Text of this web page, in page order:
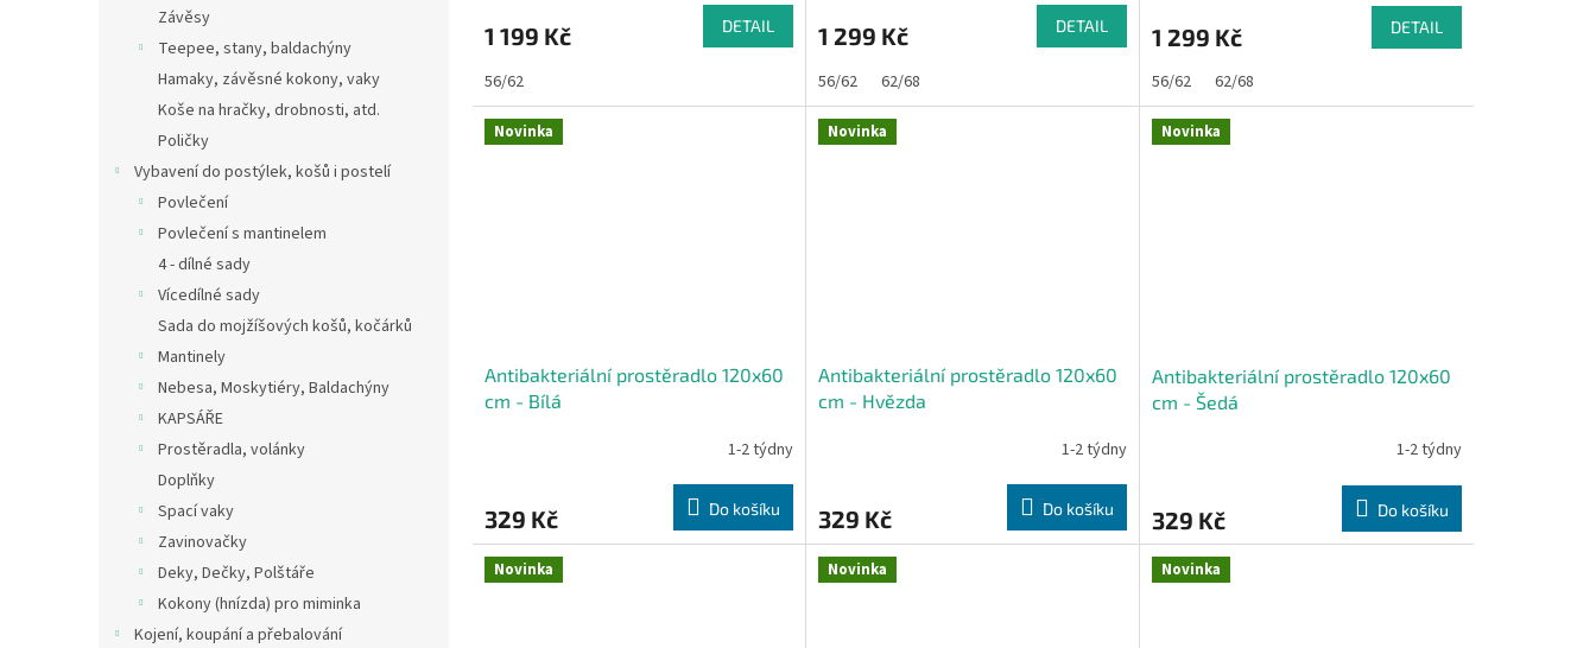
Závěsy
Teepee, stany, baldachýny
Hamaky, závěsné kokony, vaky
Koše na hračky, drobnosti, atd.
Poličky
Vybavení do postýlek, košů i postelí
Povlečení
Povlečení s mantinelem
4 - dílné sady
Vícedílné sady
Sada do mojžíšových košů, kočárků
Mantinely
Nebesa, Moskytiéry, Baldachýny
KAPSÁŘE
Prostěradla, volánky
Doplňky
Spací vaky
Zavinovačky
Deky, Dečky, Polštáře
Kokony (hnízda) pro miminka
Kojení, koupání a přebalování
1 199 Kč DETAIL
56/62
1 299 Kč DETAIL
56/62 62/68
1 299 Kč DETAIL
56/62 62/68
Novinka
Antibakteriální prostěradlo 120x60
cm - Bílá
1-2 týdny
329 Kč Do košíku
Novinka
Antibakteriální prostěradlo 120x60
cm - Hvězda
1-2 týdny
329 Kč Do košíku
Novinka
Antibakteriální prostěradlo 120x60
cm - Šedá
1-2 týdny
329 Kč Do košíku
Novinka Novinka Novinka